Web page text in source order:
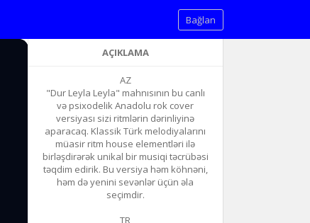
Bağlan
AÇIKLAMA
AZ
"Dur Leyla Leyla" mahnısının bu canlı
və psixodelik Anadolu rok cover
versiyası sizi ritmlərin dərinliyinə
aparacaq. Klassik Türk melodiyalarını
müasir ritm house elementləri ilə
birləşdirərək unikal bir musiqi təcrübəsi
təqdim edirik. Bu versiya həm köhnəni,
həm də yenini sevənlər üçün əla
seçimdir.
TR